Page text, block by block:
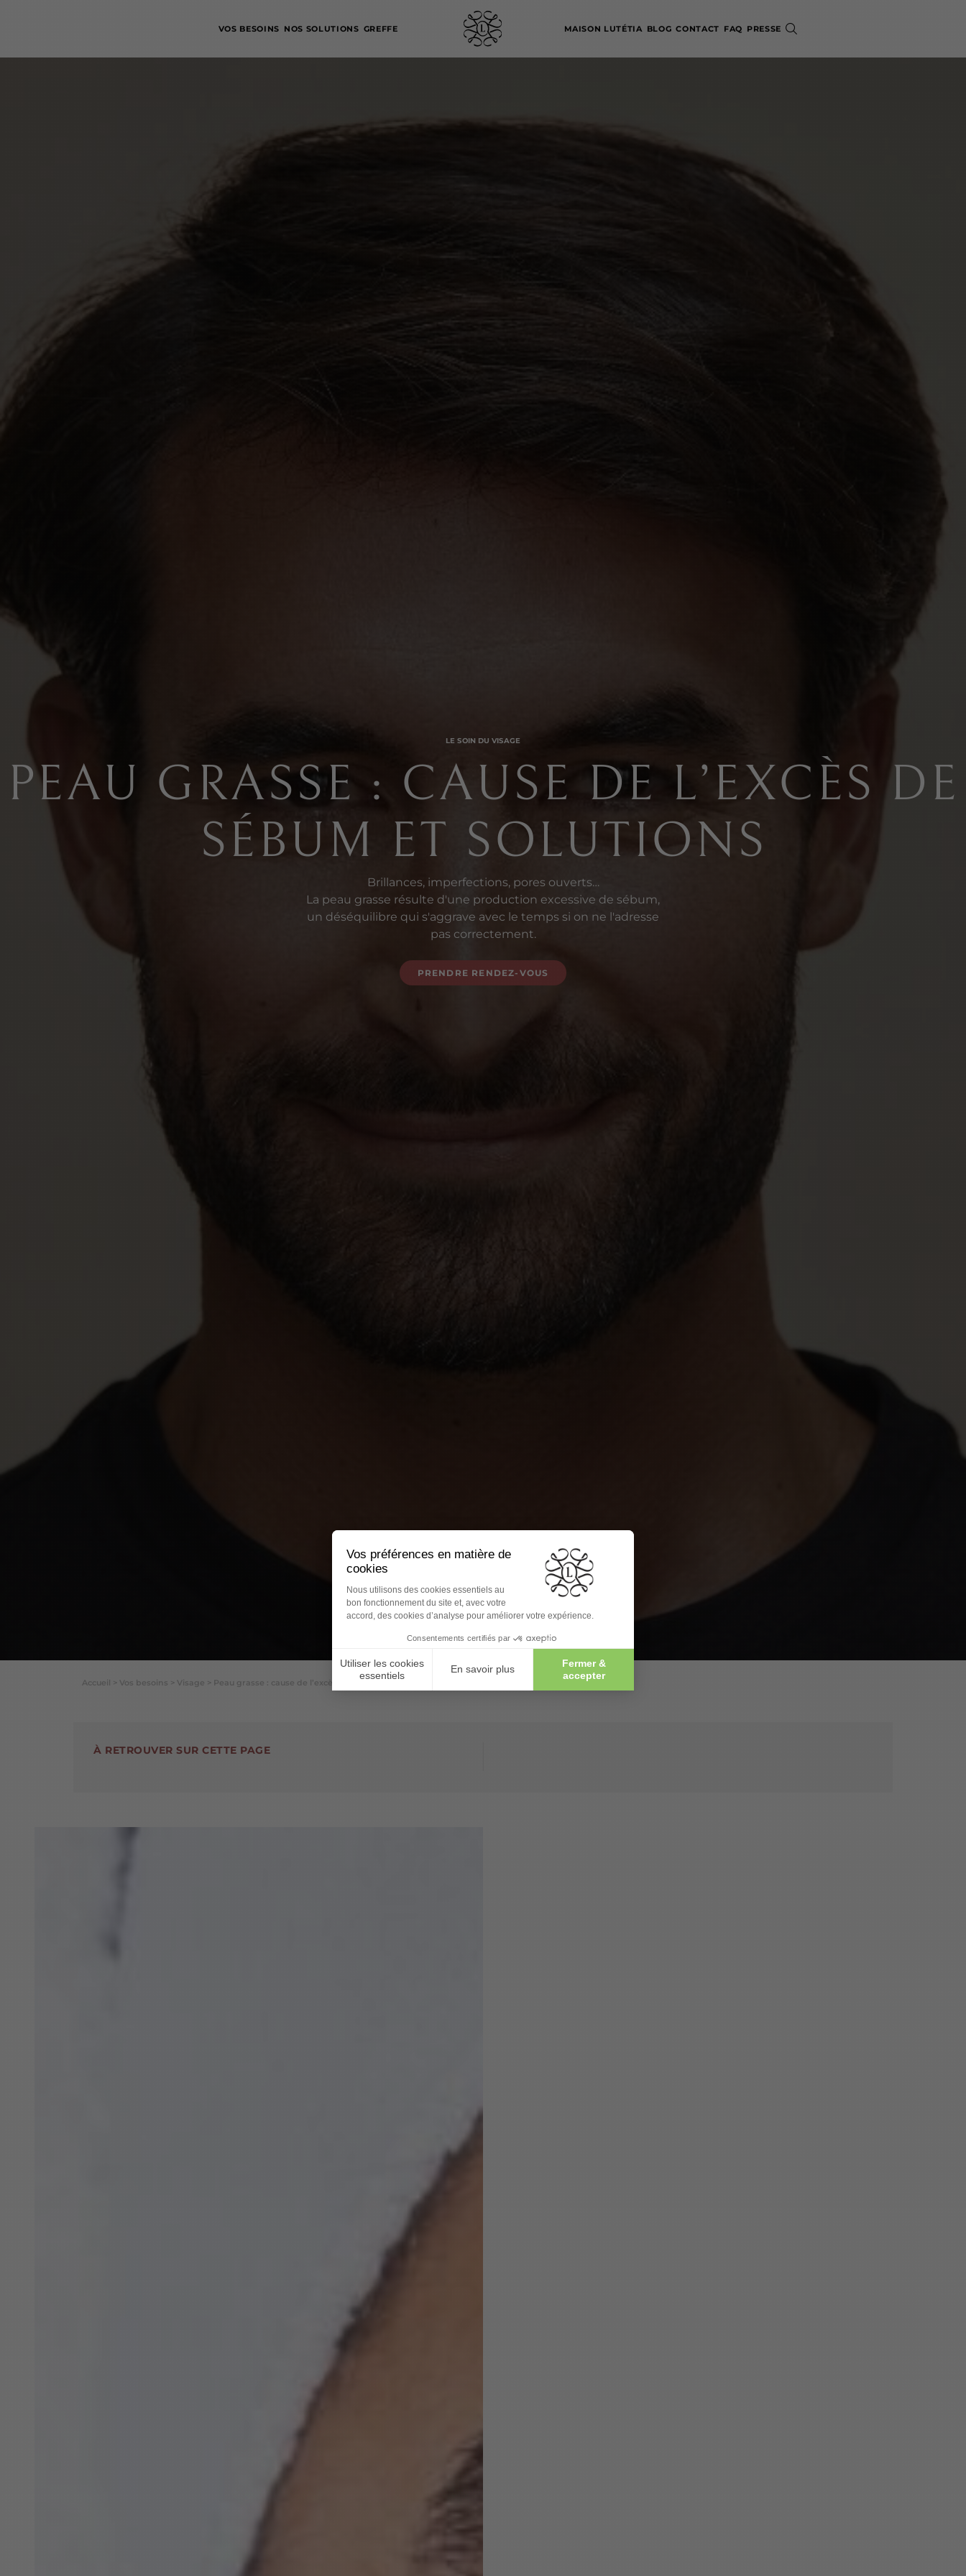
VOS BESOINS NOS SOLUTIONS GREFFE MAISON LUTÉTIA BLOG CONTACT FAQ PRESSE
LE SOIN DU VISAGE
PEAU GRASSE : CAUSE DE L’EXCÈS DE
SÉBUM ET SOLUTIONS
Brillances, imperfections, pores ouverts…
La peau grasse résulte d'une production excessive de sébum,
un déséquilibre qui s'aggrave avec le temps si on ne l'adresse
pas correctement.
PRENDRE RENDEZ-VOUS
Accueil > Vos besoins > Visage > Peau grasse : cause de l’excès de sébum et solutions
À RETROUVER SUR CETTE PAGE